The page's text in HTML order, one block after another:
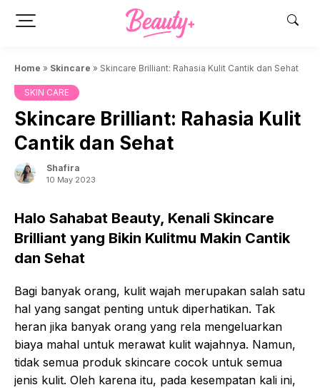
Home » Skincare » Skincare Brilliant: Rahasia Kulit Cantik dan Sehat
SKIN CARE
Skincare Brilliant: Rahasia Kulit
Cantik dan Sehat
Shafira
10 May 2023
Halo Sahabat Beauty, Kenali Skincare
Brilliant yang Bikin Kulitmu Makin Cantik
dan Sehat
Bagi banyak orang, kulit wajah merupakan salah satu
hal yang sangat penting untuk diperhatikan. Tak
heran jika banyak orang yang rela mengeluarkan
biaya mahal untuk merawat kulit wajahnya. Namun,
tidak semua produk skincare cocok untuk semua
jenis kulit. Oleh karena itu, pada kesempatan kali ini,